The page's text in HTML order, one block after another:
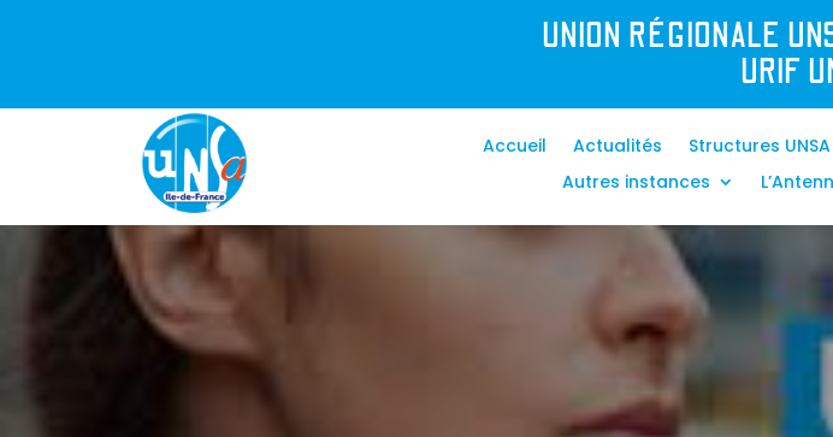
UNION RÉGIONALE
URIF
Accueil Actualités Structures UNSA
Autres instances